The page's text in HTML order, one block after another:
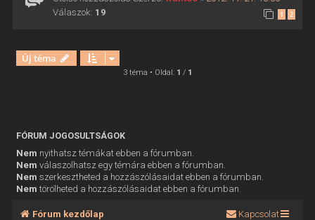
Válaszok: 19 1 2
Új téma
3 téma • Oldal: 1 / 1
FÓRUM JOGOSULTSÁGOK
Nem nyithatsz témákat ebben a fórumban.
Nem válaszolhatsz egy témára ebben a fórumban.
Nem szerkesztheted a hozzászólásaidat ebben a fórumban.
Nem törölheted a hozzászólásaidat ebben a fórumban.
Fórum kezdőlap Kapcsolat